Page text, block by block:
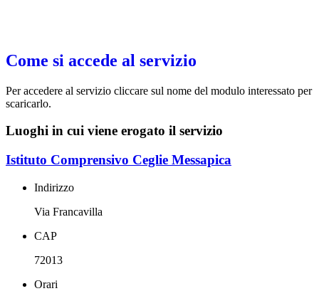
Come si accede al servizio
Per accedere al servizio cliccare sul nome del modulo interessato per
scaricarlo.
Luoghi in cui viene erogato il servizio
Istituto Comprensivo Ceglie Messapica
Indirizzo
Via Francavilla
CAP
72013
Orari